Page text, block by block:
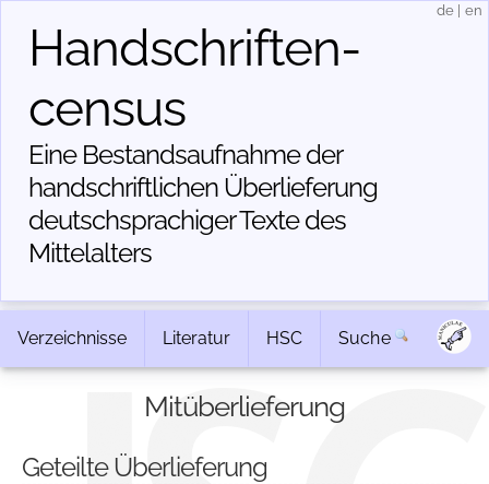
Handschriften­
census
Eine Bestandsaufnahme der
handschriftlichen Über­lieferung
deutschsprachiger Texte des
Mittelalters
de en
Verzeichnisse Literatur HSC Suche
Mitüberlieferung
Geteilte Überlieferung